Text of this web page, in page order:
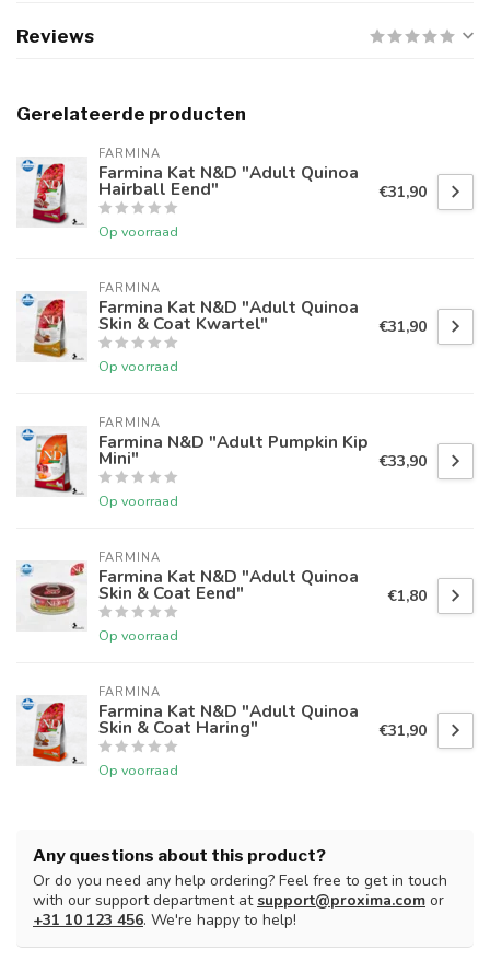
Reviews
Gerelateerde producten
FARMINA
Farmina Kat N&D "Adult Quinoa
Hairball Eend"
Op voorraad
€31,90
FARMINA
Farmina Kat N&D "Adult Quinoa
Skin & Coat Kwartel"
Op voorraad
€31,90
FARMINA
Farmina N&D "Adult Pumpkin Kip
Mini"
Op voorraad
€33,90
FARMINA
Farmina Kat N&D "Adult Quinoa
Skin & Coat Eend"
Op voorraad
€1,80
FARMINA
Farmina Kat N&D "Adult Quinoa
Skin & Coat Haring"
Op voorraad
€31,90
Any questions about this product?
Or do you need any help ordering? Feel free to get in touch
with our support department atsupport@proxima.com or
+31 10 123 456. We're happy to help!